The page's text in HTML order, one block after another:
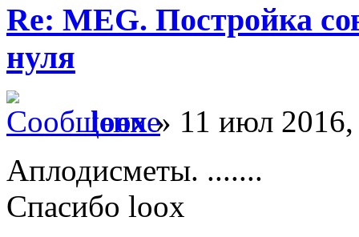
Re: MEG. Постройка
нуля
loox» 11 июл 2016,
Аплодисметы. .......
Спасибо loox